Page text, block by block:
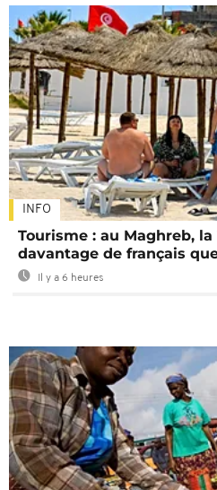
INFO
Tourisme : au Maghreb,
davantage de français
Il y a 6 heures